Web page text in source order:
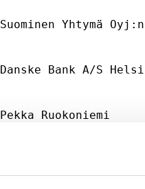
Suominen Yhtymä
Danske Bank A/S